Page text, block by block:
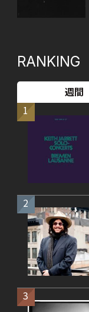
RANKING
週間
1
2
3